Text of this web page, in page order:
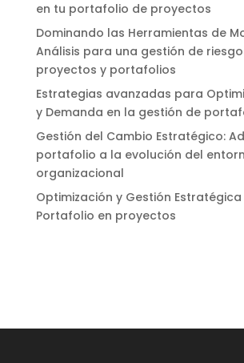
en tu portafolio de proyectos
Dominando las Herramientas de
Análisis para una gestión de
proyectos y portafolios
Estrategias avanzadas para
y Demanda en la gestión de
Gestión del Cambio Estratégico:
portafolio a la evolución del
organizacional
Optimización y Gestión
Portafolio en proyectos